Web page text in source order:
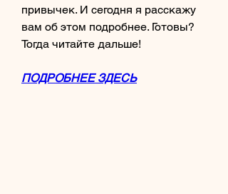
привычек. И сегодня я расскажу
вам об этом подробнее. Готовы?
Тогда читайте дальше!
ПОДРОБНЕЕ ЗДЕСЬ